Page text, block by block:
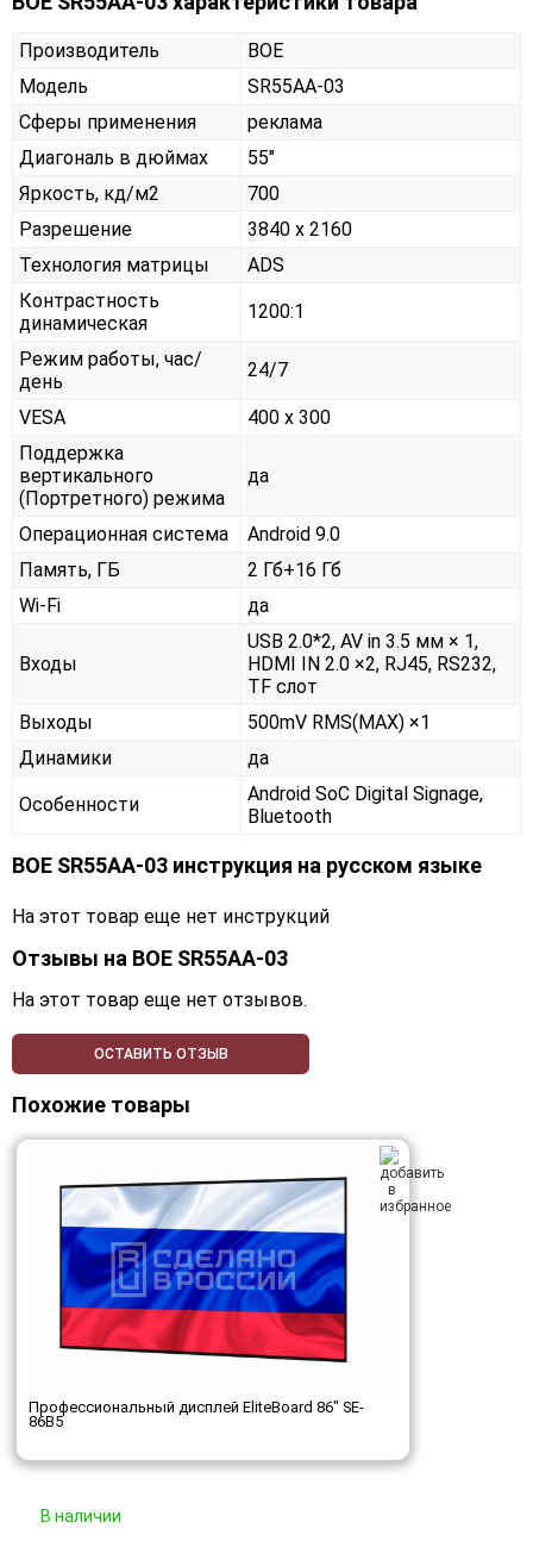
Производитель
BOE
Модель
SR55AA-03
Сферы применения
реклама
Диагональ в дюймах
55"
Яркость, кд/м2
700
Разрешение
3840 x 2160
Технология матрицы
ADS
Контрастность
динамическая
1200:1
Режим работы, час/
день
24/7
VESA
400 x 300
Поддержка
вертикального
(Портретного) режима
да
Операционная система
Android 9.0
Память, ГБ
2 Гб+16 Гб
Wi-Fi
да
Входы
USB 2.0*2, AV in 3.5 мм × 1,
HDMI IN 2.0 ×2, RJ45, RS232,
TF слот
Выходы
500mV RMS(MAX) ×1
Динамики
да
Особенности
Android SoC Digital Signage,
Bluetooth
BOE SR55AA-03 инструкция на русском языке
На этот товар еще нет инструкций
Отзывы на BOE SR55AA-03
На этот товар еще нет отзывов.
ОСТАВИТЬ ОТЗЫВ
Похожие товары
Профессиональный дисплей EliteBoard 86" SE-
86B5
В наличии